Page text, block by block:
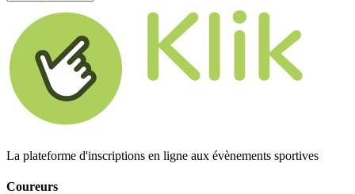
La plateforme d'inscriptions en ligne aux évènements sportives
Coureurs